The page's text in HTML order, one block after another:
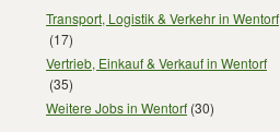
Transport, Logistik & Verkehr in Wentorf
(17)
Vertrieb, Einkauf & Verkauf in Wentorf
(35)
Weitere Jobs in Wentorf (30)